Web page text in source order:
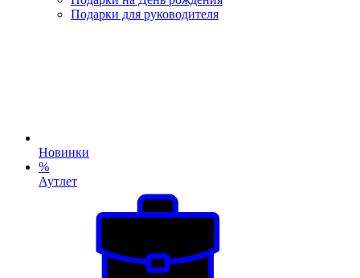
Подарки для руководителя
Новинки
%
Аутлет